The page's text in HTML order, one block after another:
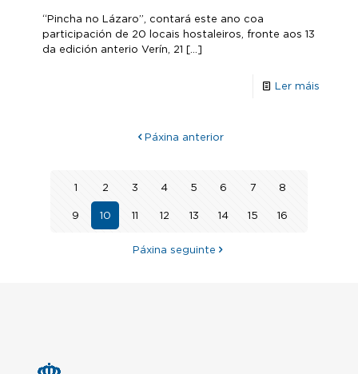
“Pincha no Lázaro”, contará este ano coa
participación de 20 locais hostaleiros, fronte aos 13
da edición anterio Verín, 21 […]
Ler máis
Páxina anterior
1 2 3 4 5 6 7 8
9 10 11 12 13 14 15 16
Páxina seguinte